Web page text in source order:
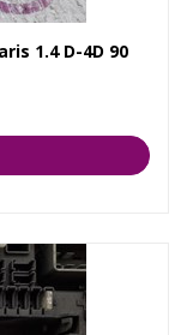
1.4 D-4D 90